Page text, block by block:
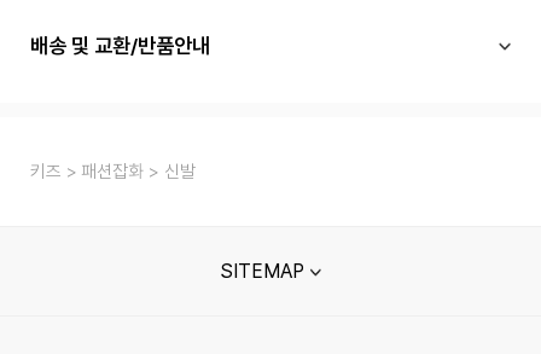
배송 및 교환/반품안내
키즈 패션잡화 신발
SITEMAP